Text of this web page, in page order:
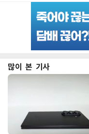
많이 본 기사